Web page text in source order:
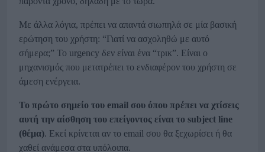
Με άλλα λόγια, πρέπει να απαντά σιωπηλά σε μία βασική
ερώτηση του χρήστη: “Γιατί να ασχοληθώ με αυτό
σήμερα;” Το urgency δεν είναι ένα “τρικ”. Είναι ο
μηχανισμός που μετατρέπει το ενδιαφέρον του χρήστη σε
άμεση ενέργεια.
Το πρώτο σημείο του email σου όπου πρέπει να χτίσεις
αυτή την αίσθηση του επείγοντος είναι το subject line
(θέμα). Εκεί κρίνεται αν το email σου θα ξεχωρίσει ή θα
χαθεί ανάμεσα στα υπόλοιπα.